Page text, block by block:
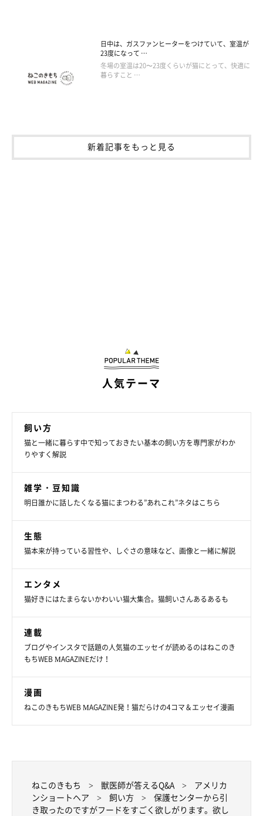
日中は、ガスファンヒーターをつけていて、室温が
23度になって …
冬場の室温は20〜23度くらいが猫にとって、快適に
暮らすこと …
新着記事をもっと見る
人気テーマ
飼い方
猫と一緒に暮らす中で知っておきたい基本の飼い方を専門家がわか
りやすく解説
雑学・豆知識
明日誰かに話したくなる猫にまつわる”あれこれ”ネタはこちら
生態
猫本来が持っている習性や、しぐさの意味など、画像と一緒に解説
エンタメ
猫好きにはたまらないかわいい猫大集合。猫飼いさんあるあるも
連載
ブログやインスタで話題の人気猫のエッセイが読めるのはねこのき
もちWEB MAGAZINEだけ！
漫画
ねこのきもちWEB MAGAZINE発！猫だらけの4コマ＆エッセイ漫画
ねこのきもち 獣医師が答えるQ&A
アメリカ
ンショートヘア
飼い方
保護センターから引
き取ったのですがフードをすごく欲しがります。欲し